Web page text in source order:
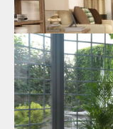
напольное
Хотите заказать
кухню с
нашей компании!
13.05.2024